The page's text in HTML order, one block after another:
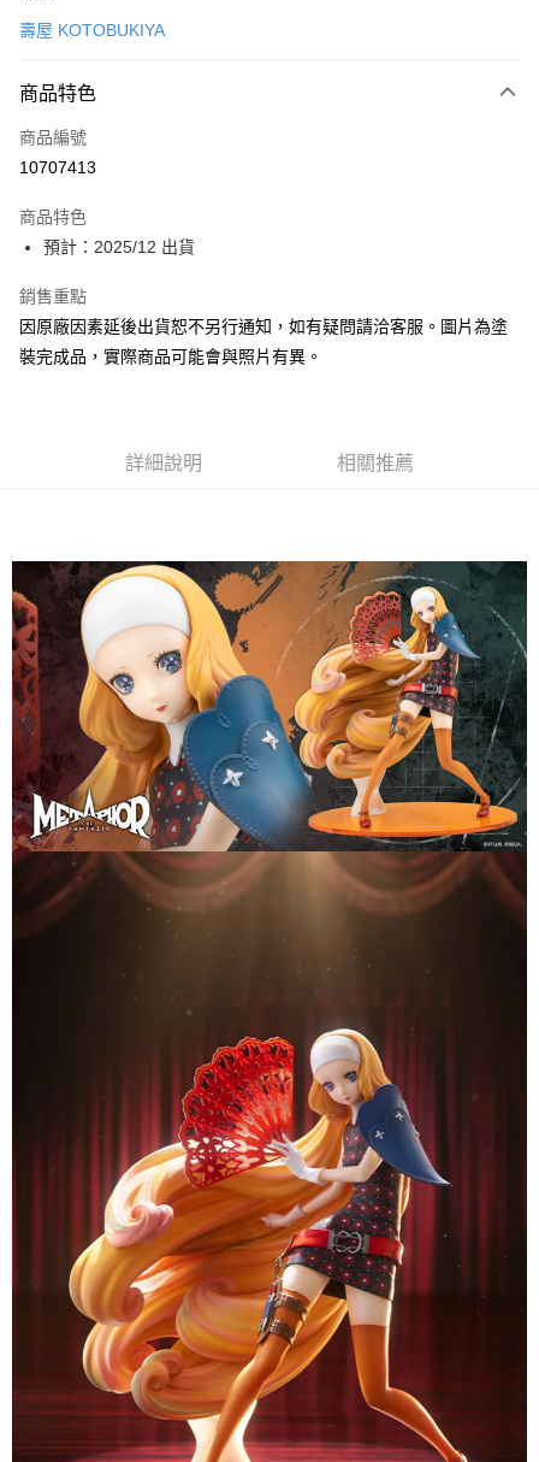
信用卡一次付款
Google Pay
全盈+PAY
相關說明
【大哥付你分期使用說明】
流程，驗證手機門號後，選擇欲分期的期數、繳款截止日，確認付款後即完
成交易。
3.實際核准額度、可分期數及費用金額請依後續交易確認頁面所載為準。
4.訂單成立30分鐘內，如未前往確認交易或遇審核未通過，訂單將自動取
1.分期款項不併入電信帳單，「大哥付你分期」於每月結算日後寄送繳費提
【注意事項】
1.本服務係由「台灣大哥大股份有限公司」（以下簡稱本公司）所提供，讓
用戶於交易時，得透過本服務購買商品或服務，並由商店將買賣／分期付款
買賣價金債權讓與本公司後，依約使用本公司帳單繳交帳款。
2.基於同意付款使用「大哥付你分期」之契約關係目的，商店將以您的個人
資料（包含姓名、電話或地址）提供予台灣大哥大進項蒐集、處理及利用，
由本公司與您本人進行分期帳單所需資料之確認、核對及更正。
3.完整用戶服務條款，請詳閱以下連結： https://oppay.tw/userRule
ATM付款
運送方式
預購-宅配(舊)
每筆NT$160，滿NT$3,000(含以上)免運費
壽屋 KOTOBUKIYA
商品特色
商品編號
10707413
商品特色
預計：2025/12 出貨
銷售重點
因原廠因素延後出貨恕不另行通知，如有疑問請洽客服。圖片為塗
裝完成品，實際商品可能會與照片有異。
詳細說明 相關推薦